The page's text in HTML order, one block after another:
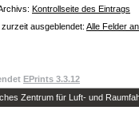
Kontrollseite des Eintrags
ausgeblendet: Alle Felder
EPrints 3.3.12
Zentrum für Luft- und